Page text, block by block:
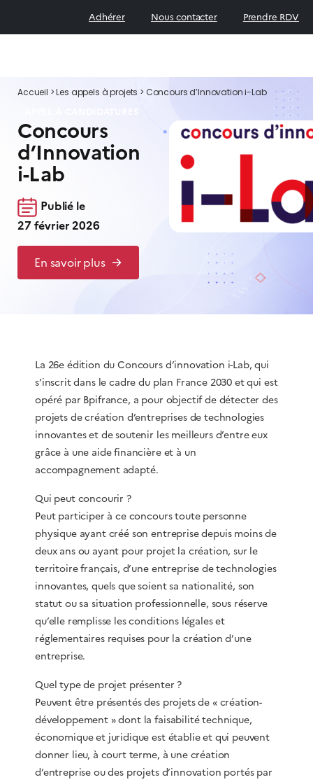
Adhérer Nous contacter Prendre RDV
Accueil >Les appels à projets > Concours d’Innovation i-Lab
Concours
d’Innovation
i-Lab
Publié le
27 février 2026
En savoir plus
La 26e édition du Concours d’innovation i-Lab, qui
s’inscrit dans le cadre du plan France 2030 et qui est
opéré par Bpifrance, a pour objectif de détecter des
projets de création d’entreprises de technologies
innovantes et de soutenir les meilleurs d’entre eux
grâce à une aide financière et à un
accompagnement adapté.
Qui peut concourir ?
Peut participer à ce concours toute personne
physique ayant créé son entreprise depuis moins de
deux ans ou ayant pour projet la création, sur le
territoire français, d’une entreprise de technologies
innovantes, quels que soient sa nationalité, son
statut ou sa situation professionnelle, sous réserve
qu’elle remplisse les conditions légales et
réglementaires requises pour la création d’une
entreprise.
Quel type de projet présenter ?
Peuvent être présentés des projets de « création-
développement » dont la faisabilité technique,
économique et juridique est établie et qui peuvent
donner lieu, à court terme, à une création
d’entreprise ou des projets d’innovation portés par